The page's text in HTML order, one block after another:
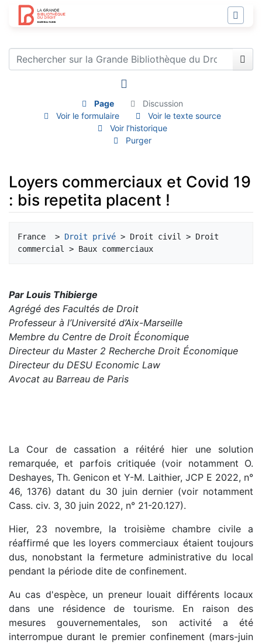
Page
Discussion
Voir le formulaire
Voir le texte source
Voir l’historique
Purger
Loyers commerciaux et Covid 19
: bis repetita placent !
France  > Droit privé > Droit civil > Droit
Par Louis Thibierge
Agrégé des Facultés de Droit
Professeur à l’Université d’Aix-Marseille
Membre du Centre de Droit Économique
Directeur du Master 2 Recherche Droit Économique
Directeur du DESU Economic Law
Avocat au Barreau de Paris
La Cour de cassation a réitéré hier une solution
remarquée, et parfois critiquée (voir notamment O.
Deshayes, Th. Genicon et Y-M. Laithier, JCP E 2022, n°
46, 1376) datant du 30 juin dernier (voir notamment
Cass. civ. 3, 30 juin 2022, n° 21-20.127).
Hier, 23 novembre, la troisième chambre civile a
réaffirmé que les loyers commerciaux étaient toujours
dus, nonobstant la fermeture administrative du local
pendant la période dite de confinement.
Au cas d'espèce, un preneur louait différents locaux
dans une résidence de tourisme. En raison des
mesures gouvernementales, son activité a été
interrompue durant le premier confinement (mars-juin